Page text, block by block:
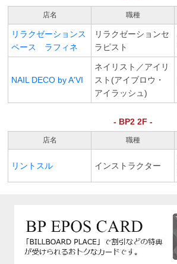
店名 職種
リラクゼーションス
ペース ラフィネ
リラクゼーションセ
ラピスト
NAIL DECO by A'VI
ネイリスト／アイリ
スト(アイブロウ・
アイラッシュ)
- BP2 2F -
店名 職種
リントスル インストラクター